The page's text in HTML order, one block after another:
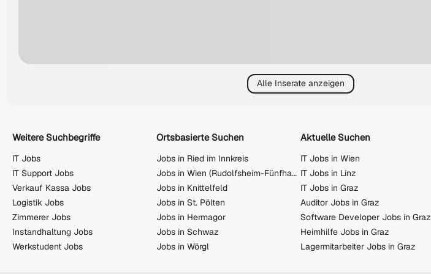
Alle Inserate anzeigen
Weitere Suchbegriffe
IT Jobs
IT Support Jobs
Verkauf Kassa Jobs
Logistik Jobs
Zimmerer Jobs
Instandhaltung Jobs
Werkstudent Jobs
Ortsbasierte Suchen
Jobs in Ried im Innkreis
Jobs in Wien (Rudolfsheim-Fünfhaus)
Jobs in Knittelfeld
Jobs in St. Pölten
Jobs in Hermagor
Jobs in Schwaz
Jobs in Wörgl
Aktuelle Suchen
IT Jobs in Wien
IT Jobs in Linz
IT Jobs in Graz
Auditor Jobs in Graz
Software Developer Jobs in Graz
Heimhilfe Jobs in Graz
Lagermitarbeiter Jobs in Graz